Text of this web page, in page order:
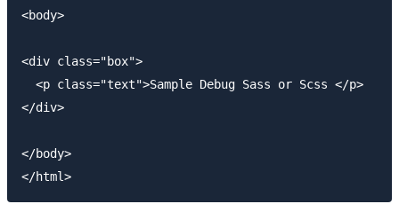
<body>
<div class="box">
  <p class="text">Sample Debug Sass or Scss </p>
</div>
</body>